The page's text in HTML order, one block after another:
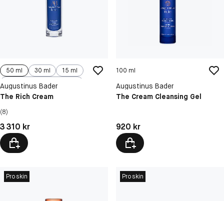
50 ml 30 ml
15 ml
100 ml
Augustinus Bader
The Rich Cream
(8)
Pris: 3 310 kr
3 310 kr
100 ml
Augustinus Bader
The Cream Cleansing Gel
Pris: 920 kr
920 kr
Proskin Proskin